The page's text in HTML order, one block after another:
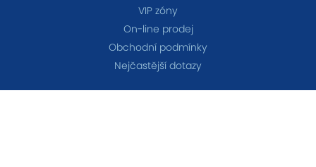
VIP zóny
On-line prodej
Obchodní podmínky
Nejčastější dotazy